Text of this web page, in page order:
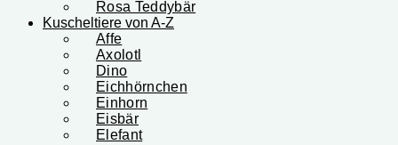
Rosa Teddybär
Kuscheltiere von A-Z
Affe
Axolotl
Dino
Eichhörnchen
Einhorn
Eisbär
Elefant